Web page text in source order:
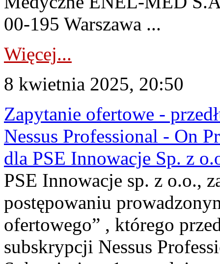
00-195 Warszawa ...
Więcej...
8 kwietnia 2025, 20:50
Zapytanie ofertowe -
Nessus Professional - On
dla PSE Innowacje Sp. z
PSE Innowacje sp. z o.o.,
postępowaniu
ofertowego” , którego
subskrypcji Nessus